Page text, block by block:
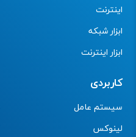
اینترنت
ابزار شبکه
ابزار اینترنت
کاربردی
سیستم عامل
لینوکس